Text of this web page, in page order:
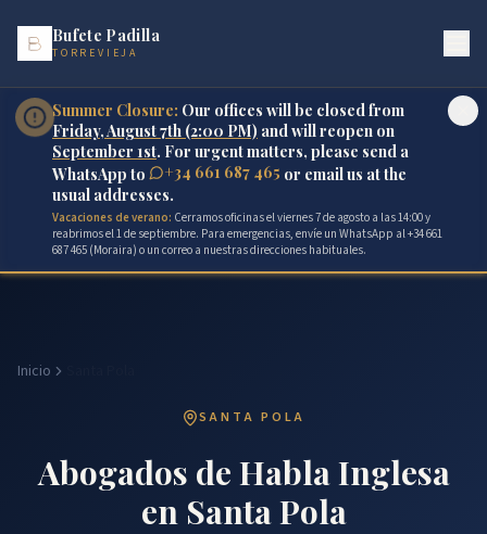
Bufete Padilla
TORREVIEJA
Summer Closure: Our offices will be closed from
Friday, August 7th (2:00 PM) and will reopen on
September 1st. For urgent matters, please send a
WhatsApp to
+34 661 687 465 or email us at the
usual addresses.
Vacaciones de verano: Cerramos oficinas el viernes 7 de agosto a las 14:00 y
reabrimos el 1 de septiembre. Para emergencias, envíe un WhatsApp al +34 661
687 465 (Moraira) o un correo a nuestras direcciones habituales.
Inicio
SANTA POLA
Abogados de Habla Inglesa
en Santa Pola